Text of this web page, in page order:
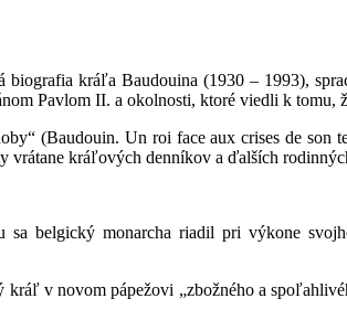
kráľa Baudouina (1930 – 1993),
Pavlom II. a okolnosti, ktoré viedli k tomu,
(Baudouin. Un roi face aux crises de
vrátane kráľových denníkov a ďalších
sa belgický monarcha riadil pri výkone
v novom pápežovi „zbožného a